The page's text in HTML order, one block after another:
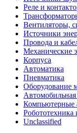
Реле и
Вентиляторы,
Источники
Провода и
Механические
Корпуса
Автоматика
Пневматика
Оборудование
Автомобильная
Компьютерные
Робототехника
Unclassified